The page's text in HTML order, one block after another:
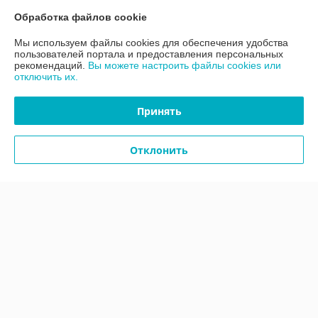
О нас
Контакты
Доставка и оплата
Обработка файлов cookie
Мы используем файлы cookies для обеспечения удобства
пользователей портала и предоставления персональных
рекомендаций. Вы можете настроить файлы cookies или
отключить их.
Принять
Отклонить